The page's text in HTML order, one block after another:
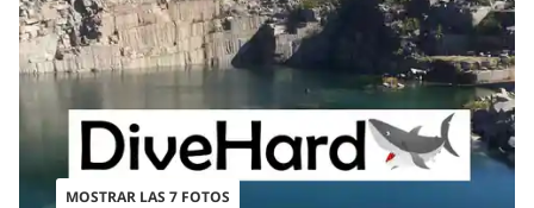
MOSTRAR LAS 7 FOTOS